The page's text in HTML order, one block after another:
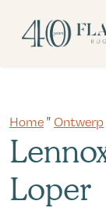
Home " Ontwerp
Loper